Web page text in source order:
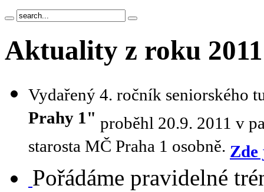
Aktuality z roku
Vydařený 4. ročník seniorského
Prahy 1" proběhl 20.9. 2011 v
starosta MČ Praha 1 osobně. Zde
Pořádáme pravidelné